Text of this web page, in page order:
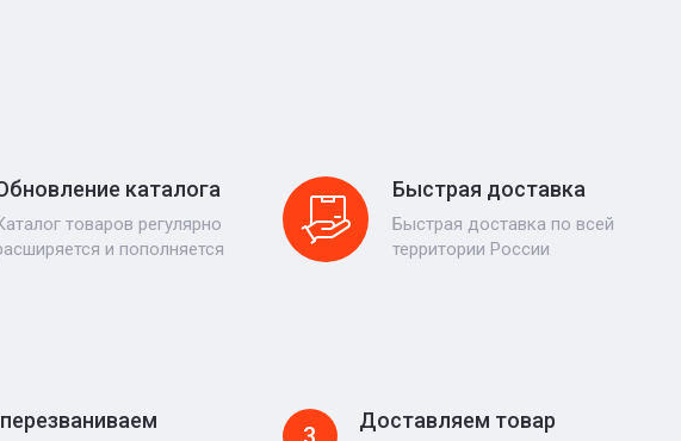
каталога
товаров регулярно
и пополняется
Быстрая доставка
Быстрая доставка по всей
территории России
Доставляем товар